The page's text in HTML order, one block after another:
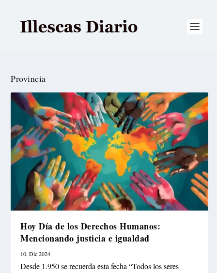
Provincia
Hoy Día de los Derechos Humanos:
Mencionando justicia e igualdad
10, Dic 2024
Desde 1.950 se recuerda esta fecha “Todos los seres